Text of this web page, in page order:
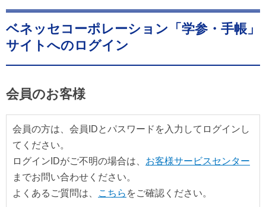
ベネッセコーポレーション「学参・手帳」
サイトへのログイン
会員のお客様
会員の方は、会員IDとパスワードを入力してログインし
てください。
ログインIDがご不明の場合は、 お客様サービスセンター
までお問い合わせください。
よくあるご質問は、
こちら をご確認ください。